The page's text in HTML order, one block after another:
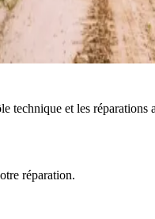
technique et les
réparation.